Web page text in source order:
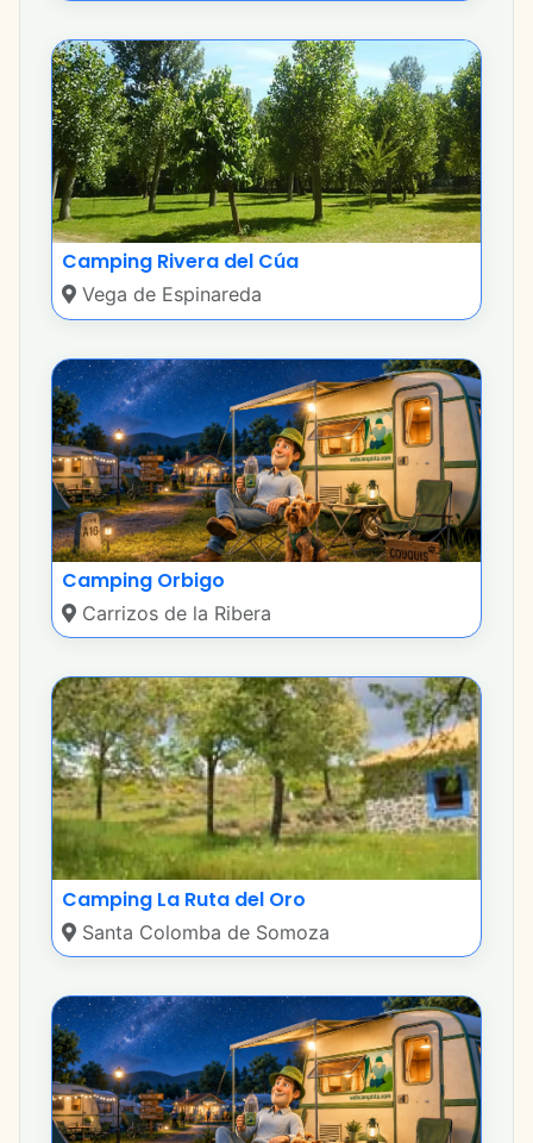
Camping Rivera del Cúa
Vega de Espinareda
Camping Orbigo
Carrizos de la Ribera
Camping La Ruta del Oro
Santa Colomba de Somoza